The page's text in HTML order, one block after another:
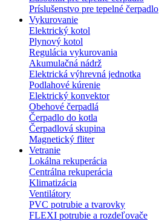
Príslušenstvo pre tepelné čerpadlo
Vykurovanie
Elektrický kotol
Plynový kotol
Regulácia vykurovania
Akumulačná nádrž
Elektrická výhrevná jednotka
Podlahové kúrenie
Elektrický konvektor
Obehové čerpadlá
Čerpadlo do kotla
Čerpadlová skupina
Magnetický fliter
Vetranie
Lokálna rekuperácia
Centrálna rekuperácia
Klimatizácia
Ventilátory
PVC potrubie a tvarovky
FLEXI potrubie a rozdeľovače